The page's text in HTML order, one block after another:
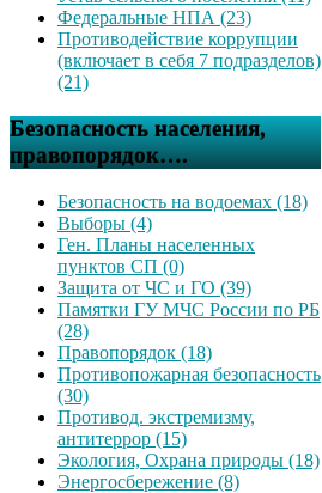
Федеральные НПА (23)
Противодействие коррупции
(включает в себя 7 подразделов)
(21)
Безопасность населения,
правопорядок….
Безопасность на водоемах (18)
Выборы (4)
Ген. Планы населенных
пунктов СП (0)
Защита от ЧС и ГО (39)
Памятки ГУ МЧС России по РБ
(28)
Правопорядок (18)
Противопожарная безопасность
(30)
Противод. экстремизму,
антитеррор (15)
Экология, Охрана природы (18)
Энергосбережение (8)